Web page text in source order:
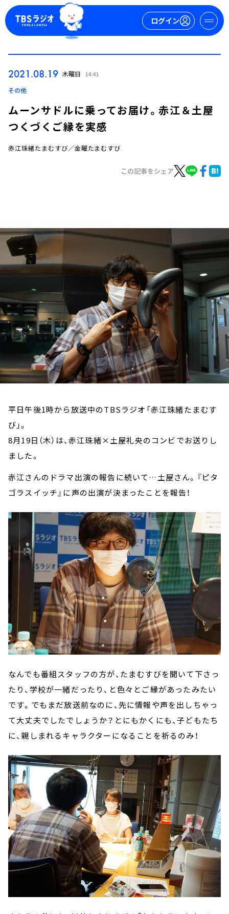
ログイン
お知らせ
イベント・グッズ
YouTube
会社情報
2021.08.19 木曜日 14:41
その他
ムーンサドルに乗ってお届け。赤江＆土屋
つくづくご縁を実感
赤江珠緒たまむすび／金曜たまむすび
この記事をシェア
平日午後1時から放送中のTBSラジオ「赤江珠緒たまむす
び」。
8月19日（木）は、赤江珠緒×土屋礼央のコンビでお送りし
ました。
赤江さんのドラマ出演の報告に続いて…土屋さん。『ピタ
ゴラスイッチ』に声の出演が決まったことを報告！
なんでも番組スタッフの方が、たまむすびを聞いて下さっ
たり、学校が一緒だったり、と色々とご縁があったみたい
です。でもまだ放送前なのに、先に情報や声を出しちゃっ
て大丈夫でしたでしょうか？とにもかくにも、子どもたち
に、親しまれるキャラクターになることを祈るのみ！